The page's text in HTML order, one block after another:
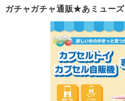
ガチャガチャ通販★あミューズ